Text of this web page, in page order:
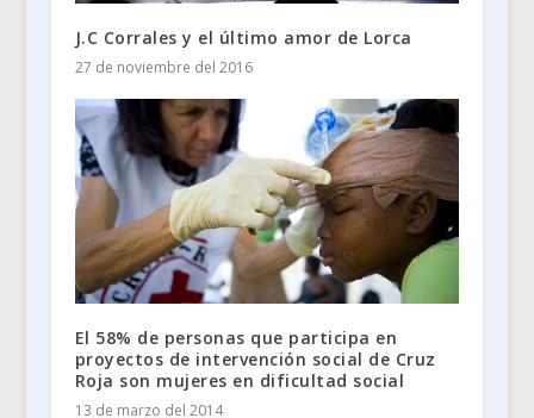
J.C Corrales y el último amor de Lorca
27 de noviembre del 2016
El 58% de personas que participa en
proyectos de intervención social de Cruz
Roja son mujeres en dificultad social
13 de marzo del 2014